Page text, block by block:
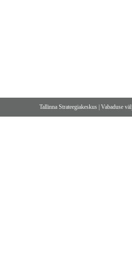
Tallinna Strateegiakeskus |Vabaduse